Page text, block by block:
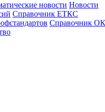
новости Новости
Справочник ЕТКС
Справочник